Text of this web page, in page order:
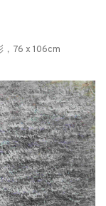
76 x 106cm